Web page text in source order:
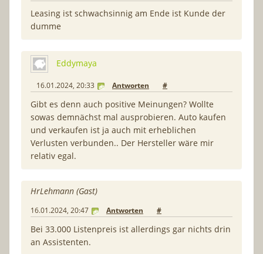
Leasing ist schwachsinnig am Ende ist Kunde der
dumme
Eddymaya
16.01.2024, 20:33 Antworten #
Gibt es denn auch positive Meinungen? Wollte
sowas demnächst mal ausprobieren. Auto kaufen
und verkaufen ist ja auch mit erheblichen
Verlusten verbunden.. Der Hersteller wäre mir
relativ egal.
HrLehmann (Gast)
16.01.2024, 20:47 Antworten #
Bei 33.000 Listenpreis ist allerdings gar nichts drin
an Assistenten.